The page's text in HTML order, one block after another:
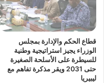
قطاع الحكم والإدارة بمجلس
الوزراء يجيز استراتيجية وطنية
للسيطرة على الأسلحة الصغيرة
حتى 2031 ويقر مذكرة تفاهم مع
ليبيريا